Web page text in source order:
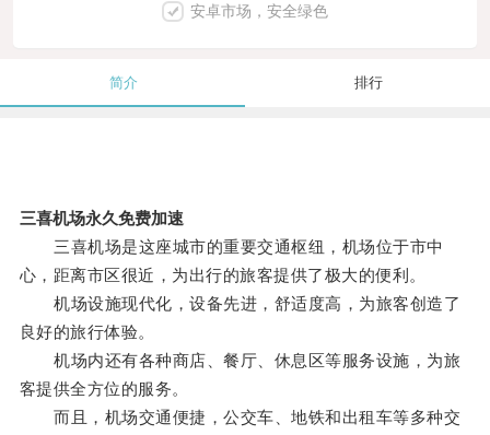
安卓市场，安全绿色
简介 排行
三喜机场永久免费加速
三喜机场是这座城市的重要交通枢纽，机场位于市中
心，距离市区很近，为出行的旅客提供了极大的便利。
机场设施现代化，设备先进，舒适度高，为旅客创造了
良好的旅行体验。
机场内还有各种商店、餐厅、休息区等服务设施，为旅
客提供全方位的服务。
而且，机场交通便捷，公交车、地铁和出租车等多种交